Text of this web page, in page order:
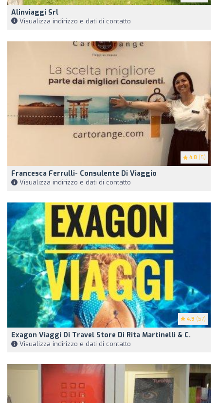
Alinviaggi Srl
Visualizza indirizzo e dati di contatto
4.8 (5)
Francesca Ferrulli- Consulente Di Viaggio
Visualizza indirizzo e dati di contatto
4.9 (57)
Exagon Viaggi Di Travel Store Di Rita Martinelli & C.
Visualizza indirizzo e dati di contatto